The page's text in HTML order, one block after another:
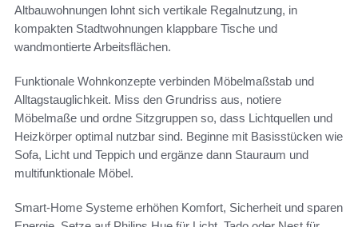
Altbauwohnungen lohnt sich vertikale Regalnutzung, in
kompakten Stadtwohnungen klappbare Tische und
wandmontierte Arbeitsflächen.
Funktionale Wohnkonzepte verbinden Möbelmaßstab und
Alltagstauglichkeit. Miss den Grundriss aus, notiere
Möbelmaße und ordne Sitzgruppen so, dass Lichtquellen und
Heizkörper optimal nutzbar sind. Beginne mit Basisstücken wie
Sofa, Licht und Teppich und ergänze dann Stauraum und
multifunktionale Möbel.
Smart-Home Systeme erhöhen Komfort, Sicherheit und sparen